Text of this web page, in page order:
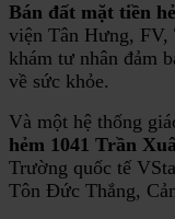
Bán đất mặt tiền
viện Tân Hưng,
khám tư nhân đảm
về sức khỏe.
Và một hệ thống
hẻm 1041 Trần
Trường quốc tế
Tôn Đức Thắng,